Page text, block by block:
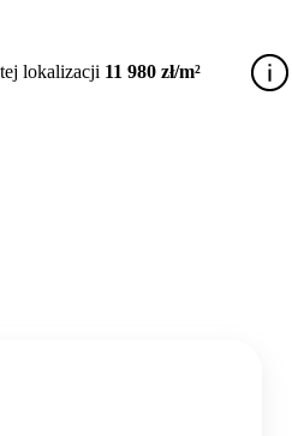
lokalizacji 11 980 zł/m²